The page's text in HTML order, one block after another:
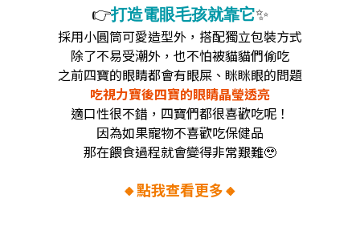
👉打造電眼毛孩就靠它✨
採用小圓筒可愛造型外，搭配獨立包裝方式
除了不易受潮外，也不怕被貓貓們偷吃
之前四寶的眼睛都會有眼屎、眯眯眼的問題
吃視力寶後四寶的眼睛晶瑩透亮
適口性很不錯，四寶們都很喜歡吃呢！
因為如果寵物不喜歡吃保健品
那在餵食過程就會變得非常艱難🥹
🔸點我查看更多🔸